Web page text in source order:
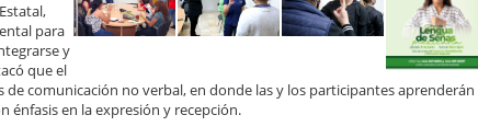
para
y
que el
comunicación no verbal, en donde las y los participantes aprenderán
énfasis en la expresión y recepción.